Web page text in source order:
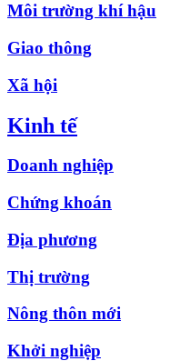
Môi trường khí hậu
Giao thông
Xã hội
Kinh tế
Doanh nghiệp
Chứng khoán
Địa phương
Thị trường
Nông thôn mới
Khởi nghiệp